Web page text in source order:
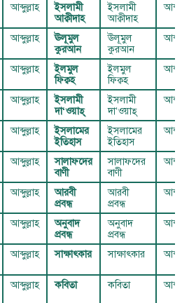
আব্দুল্লাহ
ইসলামী
আক্বীদাহ
ইসলামী
আক্বীদাহ
আব্দুল্লাহ
ঊলূমুল
কুরআন
ঊলূমুল
কুরআন
আব্দুল্লাহ
ইলমুল
ফিক্বহ
ইলমুল
ফিক্বহ
আব্দুল্লাহ
ইসলামী
দা‘ওয়াহ্
ইসলামী
দা‘ওয়াহ্
আব্দুল্লাহ
ইসলামের
ইতিহাস
ইসলামের
ইতিহাস
আব্দুল্লাহ
সালাফদের
বাণী
সালাফদের
বাণী
আব্দুল্লাহ
আরবী
প্রবন্ধ
আরবী
প্রবন্ধ
আব্দুল্লাহ
অনুবাদ
প্রবন্ধ
অনুবাদ
প্রবন্ধ
আব্দুল্লাহ সাক্ষাৎকার সাক্ষাৎকার
আব্দুল্লাহ কবিতা কবিতা